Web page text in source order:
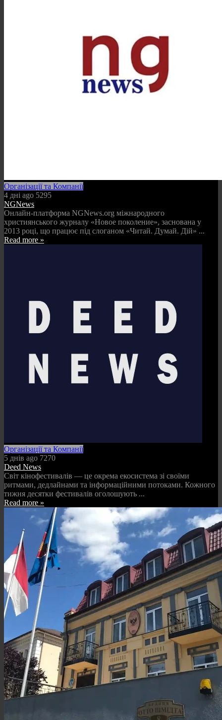
Організації та Компанії
4 дні ago 5295
NGNews
Онлайн-платформа NGNews.org міжнародного
християнського журналу «Новое поколение», заснована у
2013 році, що працює під слоганом «Читай. Думай. Дій» ...
Read more »
Організації та Компанії
5 днів ago 7270
Deed News
Світ кінофестивалів — це окрема екосистема зі своїми
ритмами, дедлайнами та інформаційними потоками. Кожного
тижня десятки фестивалів оголошують ...
Read more »